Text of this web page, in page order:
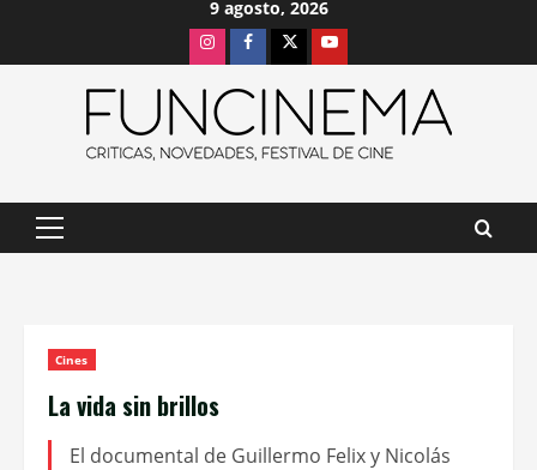
9 agosto, 2026
InstagramFacebook
X Youtube
Menú
Cines
La vida sin brillos
El documental de Guillermo Felix y Nicolás